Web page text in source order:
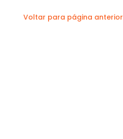
Voltar para página anterior